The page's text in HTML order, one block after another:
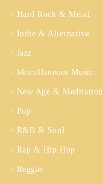
Hard Rock & Metal
Indie & Alternative
Jazz
Miscellaneous Music
New Age & Meditation
Pop
R&B & Soul
Rap & Hip Hop
Reggae